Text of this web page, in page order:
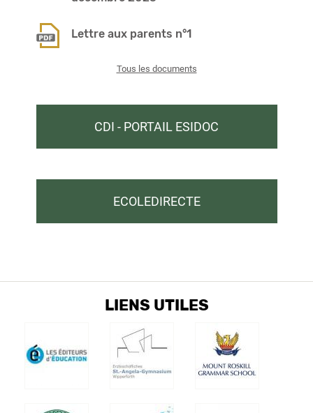
Lettre aux parents n°1
Tous les documents
CDI - PORTAIL ESIDOC
ECOLEDIRECTE
LIENS UTILES